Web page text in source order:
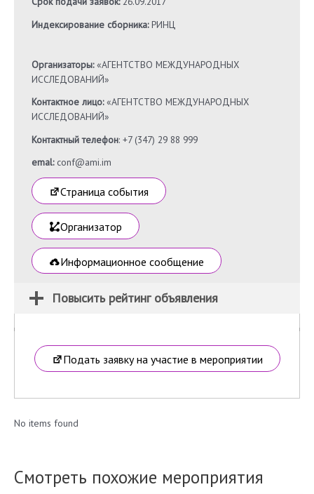
Индексирование сборника:РИНЦ
Организаторы:«АГЕНТСТВО МЕЖДУНАРОДНЫХ
ИССЛЕДОВАНИЙ»
Контактное лицо:«АГЕНТСТВО МЕЖДУНАРОДНЫХ
ИССЛЕДОВАНИЙ»
Контактный телефон: +7 (347) 29 88 999
emal: conf@ami.im
Страница события
Организатор
Информационное сообщение
Повысить рейтинг объявления
Подать заявку на участие в мероприятии
No items found
Смотреть похожие мероприятия